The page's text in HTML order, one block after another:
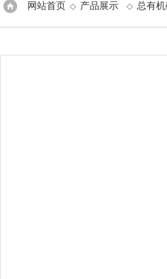
网站首页 ◇ 产品展示 ◇ 总有